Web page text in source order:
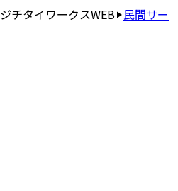
ジチタイワークスWEB 民間サー